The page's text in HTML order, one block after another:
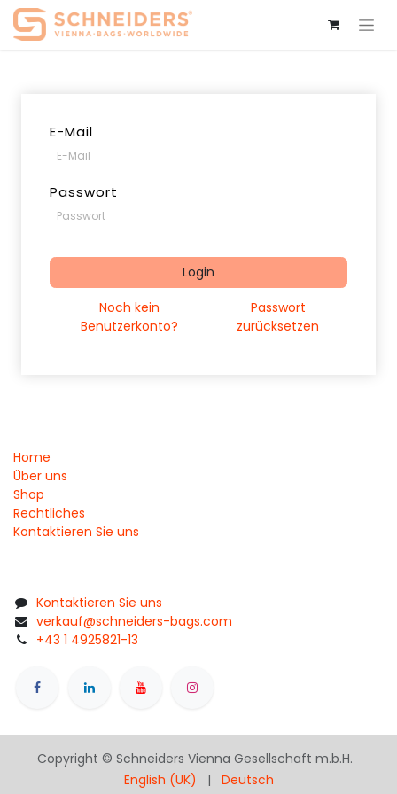
E-Mail
Passwort
Login
Noch kein
Benutzerkonto?
Passwort
zurücksetzen
Home
Über uns
Shop
Rechtliches
Kontaktieren Sie uns
Kontaktieren Sie uns
verkauf@schneiders-bags.com
+43 1 4925821-13
Copyright © Schneiders Vienna Gesellschaft m.b.H.
English (UK)
| Deutsch